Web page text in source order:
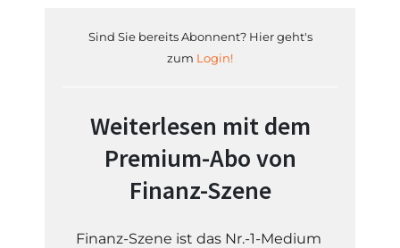
Sind Sie bereits Abonnent? Hier geht's
zum Login!
Weiterlesen mit dem
Premium-Abo von
Finanz-Szene
Finanz-Szene ist das Nr.-1-Medium